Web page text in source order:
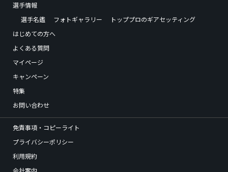
選手情報
選手名鑑
フォトギャラリー
トッププロのギアセッティング
はじめての方へ
よくある質問
マイページ
キャンペーン
特集
お問い合わせ
免責事項・コピーライト
プライバシーポリシー
利用規約
会社案内